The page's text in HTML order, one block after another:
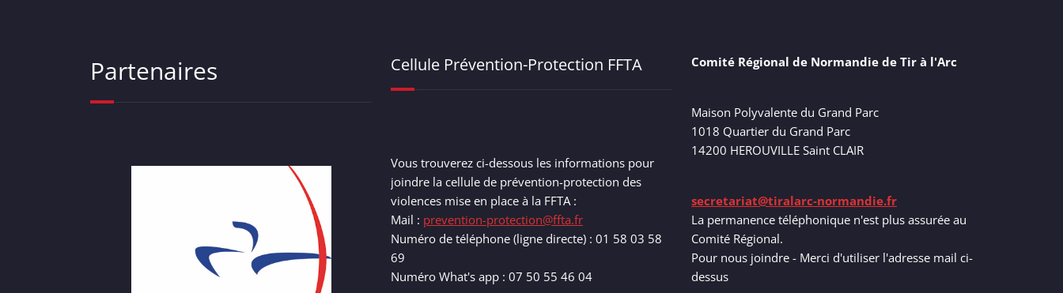
Partenaires Cellule Prévention-Protection FFTA
Vous trouverez ci-dessous les informations pour
joindre la cellule de prévention-protection des
violences mise en place à la FFTA :
Mail : prevention-protection@ffta.fr
Numéro de téléphone (ligne directe) : 01 58 03 58
69
Numéro What's app : 07 50 55 46 04
Comité Régional de Normandie de Tir à l'Arc
Maison Polyvalente du Grand Parc
1018 Quartier du Grand Parc
14200 HEROUVILLE Saint CLAIR
secretariat@tiralarc-normandie.fr
La permanence téléphonique n'est plus assurée au
Comité Régional.
Pour nous joindre - Merci d'utiliser l'adresse mail ci-
dessus